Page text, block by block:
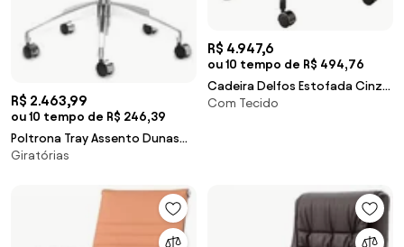
R$ 2.463,99
ou 10 tempo de R$ 246,39
Poltrona Tray Assento Dunas
Preto Base Rodizio em Aluminio
Giratórias
R$ 4.947,6
ou 10 tempo de R$ 494,76
Cadeira Delfos Estofada Cinza
Claro Base de Aço Carbono
Com Tecido